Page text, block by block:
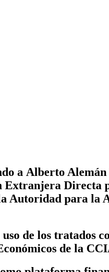
a Alberto
Extranjera Directa
Autoridad para la
de los tratados
de la